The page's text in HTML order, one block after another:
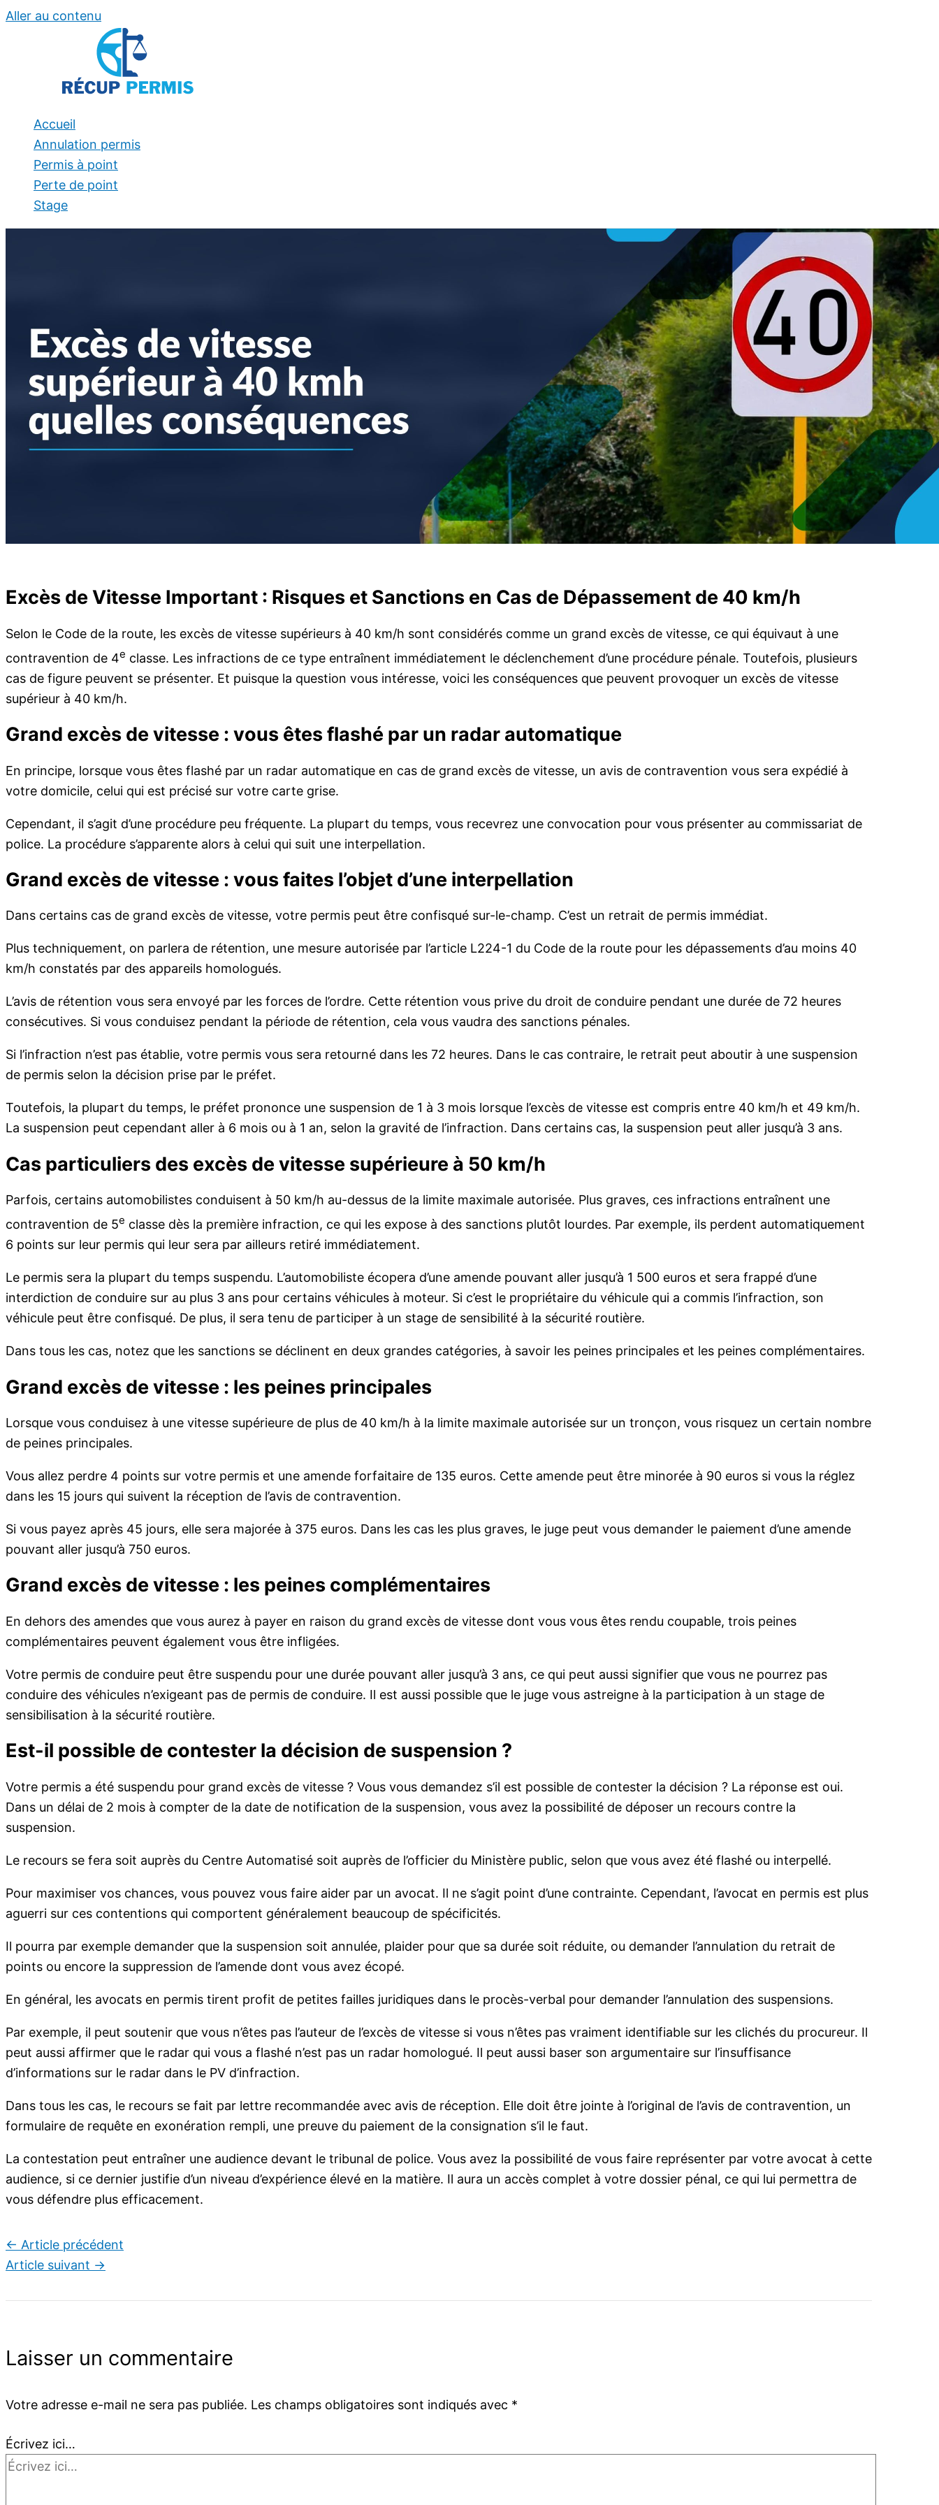
Aller au contenu
Accueil
Annulation permis
Permis à point
Perte de point
Stage
Excès de Vitesse Important : Risques et Sanctions en Cas de Dépassement de 40 km/h
Selon le Code de la route, les excès de vitesse supérieurs à 40 km/h sont considérés comme un grand excès de vitesse, ce qui équivaut à une
contravention de 4e classe. Les infractions de ce type entraînent immédiatement le déclenchement d’une procédure pénale. Toutefois, plusieurs
cas de figure peuvent se présenter. Et puisque la question vous intéresse, voici les conséquences que peuvent provoquer un excès de vitesse
supérieur à 40 km/h.
Grand excès de vitesse : vous êtes flashé par un radar automatique
En principe, lorsque vous êtes flashé par un radar automatique en cas de grand excès de vitesse, un avis de contravention vous sera expédié à
votre domicile, celui qui est précisé sur votre carte grise.
Cependant, il s’agit d’une procédure peu fréquente. La plupart du temps, vous recevrez une convocation pour vous présenter au commissariat de
police. La procédure s’apparente alors à celui qui suit une interpellation.
Grand excès de vitesse : vous faites l’objet d’une interpellation
Dans certains cas de grand excès de vitesse, votre permis peut être confisqué sur-le-champ. C’est un retrait de permis immédiat.
Plus techniquement, on parlera de rétention, une mesure autorisée par l’article L224-1 du Code de la route pour les dépassements d’au moins 40
km/h constatés par des appareils homologués.
L’avis de rétention vous sera envoyé par les forces de l’ordre. Cette rétention vous prive du droit de conduire pendant une durée de 72 heures
consécutives. Si vous conduisez pendant la période de rétention, cela vous vaudra des sanctions pénales.
Si l’infraction n’est pas établie, votre permis vous sera retourné dans les 72 heures. Dans le cas contraire, le retrait peut aboutir à une suspension
de permis selon la décision prise par le préfet.
Toutefois, la plupart du temps, le préfet prononce une suspension de 1 à 3 mois lorsque l’excès de vitesse est compris entre 40 km/h et 49 km/h.
La suspension peut cependant aller à 6 mois ou à 1 an, selon la gravité de l’infraction. Dans certains cas, la suspension peut aller jusqu’à 3 ans.
Cas particuliers des excès de vitesse supérieure à 50 km/h
Parfois, certains automobilistes conduisent à 50 km/h au-dessus de la limite maximale autorisée. Plus graves, ces infractions entraînent une
contravention de 5e classe dès la première infraction, ce qui les expose à des sanctions plutôt lourdes. Par exemple, ils perdent automatiquement
6 points sur leur permis qui leur sera par ailleurs retiré immédiatement.
Le permis sera la plupart du temps suspendu. L’automobiliste écopera d’une amende pouvant aller jusqu’à 1 500 euros et sera frappé d’une
interdiction de conduire sur au plus 3 ans pour certains véhicules à moteur. Si c’est le propriétaire du véhicule qui a commis l’infraction, son
véhicule peut être confisqué. De plus, il sera tenu de participer à un stage de sensibilité à la sécurité routière.
Dans tous les cas, notez que les sanctions se déclinent en deux grandes catégories, à savoir les peines principales et les peines complémentaires.
Grand excès de vitesse : les peines principales
Lorsque vous conduisez à une vitesse supérieure de plus de 40 km/h à la limite maximale autorisée sur un tronçon, vous risquez un certain nombre
de peines principales.
Vous allez perdre 4 points sur votre permis et une amende forfaitaire de 135 euros. Cette amende peut être minorée à 90 euros si vous la réglez
dans les 15 jours qui suivent la réception de l’avis de contravention.
Si vous payez après 45 jours, elle sera majorée à 375 euros. Dans les cas les plus graves, le juge peut vous demander le paiement d’une amende
pouvant aller jusqu’à 750 euros.
Grand excès de vitesse : les peines complémentaires
En dehors des amendes que vous aurez à payer en raison du grand excès de vitesse dont vous vous êtes rendu coupable, trois peines
complémentaires peuvent également vous être infligées.
Votre permis de conduire peut être suspendu pour une durée pouvant aller jusqu’à 3 ans, ce qui peut aussi signifier que vous ne pourrez pas
conduire des véhicules n’exigeant pas de permis de conduire. Il est aussi possible que le juge vous astreigne à la participation à un stage de
sensibilisation à la sécurité routière.
Est-il possible de contester la décision de suspension ?
Votre permis a été suspendu pour grand excès de vitesse ? Vous vous demandez s’il est possible de contester la décision ? La réponse est oui.
Dans un délai de 2 mois à compter de la date de notification de la suspension, vous avez la possibilité de déposer un recours contre la
suspension.
Le recours se fera soit auprès du Centre Automatisé soit auprès de l’officier du Ministère public, selon que vous avez été flashé ou interpellé.
Pour maximiser vos chances, vous pouvez vous faire aider par un avocat. Il ne s’agit point d’une contrainte. Cependant, l’avocat en permis est plus
aguerri sur ces contentions qui comportent généralement beaucoup de spécificités.
Il pourra par exemple demander que la suspension soit annulée, plaider pour que sa durée soit réduite, ou demander l’annulation du retrait de
points ou encore la suppression de l’amende dont vous avez écopé.
En général, les avocats en permis tirent profit de petites failles juridiques dans le procès-verbal pour demander l’annulation des suspensions.
Par exemple, il peut soutenir que vous n’êtes pas l’auteur de l’excès de vitesse si vous n’êtes pas vraiment identifiable sur les clichés du procureur. Il
peut aussi affirmer que le radar qui vous a flashé n’est pas un radar homologué. Il peut aussi baser son argumentaire sur l’insuffisance
d’informations sur le radar dans le PV d’infraction.
Dans tous les cas, le recours se fait par lettre recommandée avec avis de réception. Elle doit être jointe à l’original de l’avis de contravention, un
formulaire de requête en exonération rempli, une preuve du paiement de la consignation s’il le faut.
La contestation peut entraîner une audience devant le tribunal de police. Vous avez la possibilité de vous faire représenter par votre avocat à cette
audience, si ce dernier justifie d’un niveau d’expérience élevé en la matière. Il aura un accès complet à votre dossier pénal, ce qui lui permettra de
vous défendre plus efficacement.
← Article précédent
Article suivant →
Laisser un commentaire
Votre adresse e-mail ne sera pas publiée. Les champs obligatoires sont indiqués avec *
Écrivez ici…